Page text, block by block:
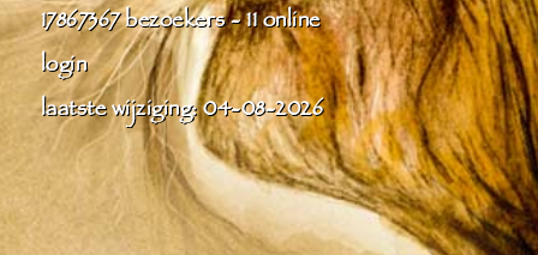
17867367bezoekers - 11 online
login
laatste wijziging: 04-08-2026